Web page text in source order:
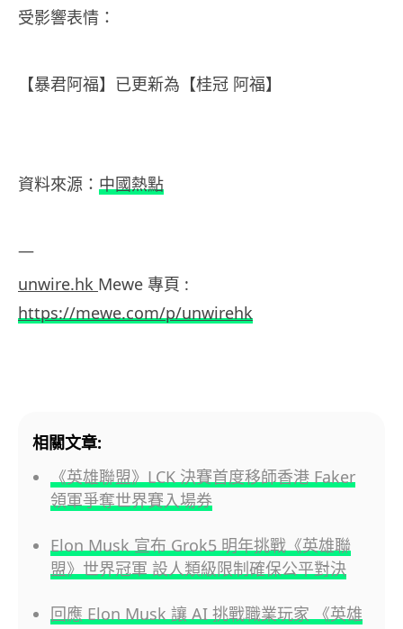
受影響表情：
【暴君阿福】已更新為【桂冠 阿福】
資料來源： 中國熱點
—
unwire.hk Mewe 專頁 :
https://mewe.com/p/unwirehk
相關文章:
《英雄聯盟》LCK 決賽首度移師香港 Faker
領軍爭奪世界賽入場券
Elon Musk 宣布 Grok5 明年挑戰《英雄聯
盟》世界冠軍 設人類級限制確保公平對決
回應 Elon Musk 讓 AI 挑戰職業玩家 《英雄